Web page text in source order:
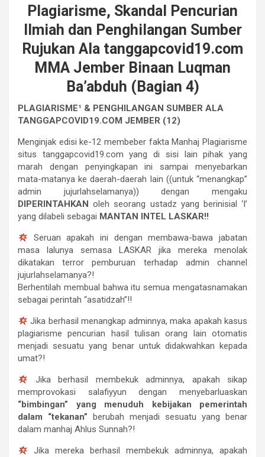
Plagiarisme, Skandal Pencurian
Ilmiah dan Penghilangan Sumber
Rujukan Ala tanggapcovid19.com
MMA Jember Binaan Luqman
Ba’abduh (Bagian 4)
PLAGIARISME¹ & PENGHILANGAN SUMBER ALA
TANGGAPCOVID19.COM JEMBER (12)
Menginjak edisi ke-12 membeber fakta Manhaj Plagiarisme
situs tanggapcovid19.com yang di sisi lain pihak yang
marah dengan penyingkapan ini sampai menyebarkan
mata-matanya ke daerah-daerah lain ((untuk “menangkap”
admin jujurlahselamanya)) dengan mengaku
DIPERINTAHKAN oleh seorang ustadz yang berinisial ‘I’
yang dilabeli sebagai MANTAN INTEL LASKAR!!
Seruan apakah ini dengan membawa-bawa jabatan
masa lalunya semasa LASKAR jika mereka menolak
dikatakan terror pemburuan terhadap admin channel
jujurlahselamanya?!
Berhentilah membual bahwa itu semua mengatasnamakan
sebagai perintah “asatidzah”!!
Jika berhasil menangkap adminnya, maka apakah kasus
plagiarisme pencurian hasil tulisan orang lain otomatis
menjadi sesuatu yang benar untuk didakwahkan kepada
umat?!
Jika berhasil membekuk adminnya, apakah sikap
memprovokasi salafiyyun dengan menyebarluaskan
“bimbingan” yang menuduh kebijakan pemerintah
dalam “tekanan” berubah menjadi sesuatu yang benar
dalam manhaj Ahlus Sunnah?!
Jika mereka berhasil membekuk adminnya, apakah